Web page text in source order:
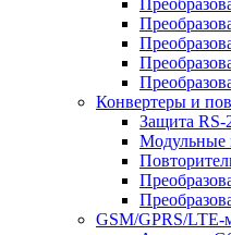
Конвертеры и
Защита RS-
Модульные
GSM/GPRS/